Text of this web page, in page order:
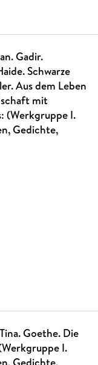
Gadir.
Schwarze
Aus dem Leben
mit
(Werkgruppe I.
Gedichte,
Goethe. Die
I.